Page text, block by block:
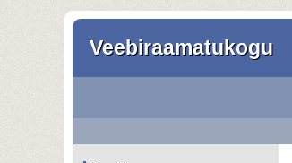
Veebiraamatukogu